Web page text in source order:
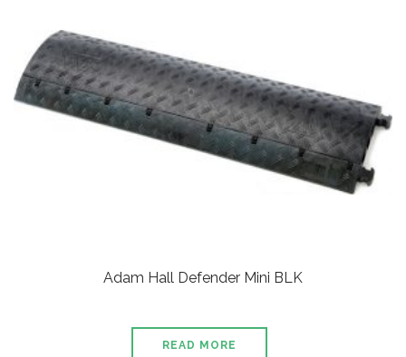
Adam Hall Defender Mini BLK
READ MORE